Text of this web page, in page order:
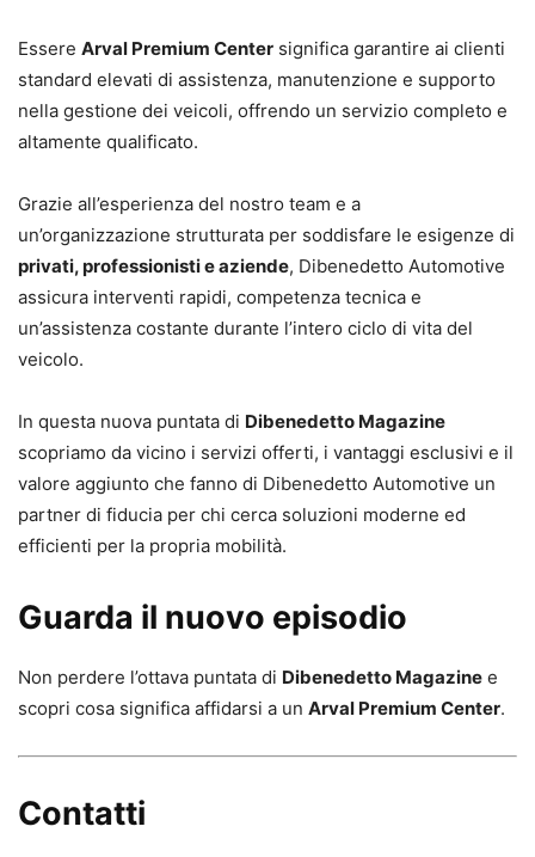
Essere Arval Premium Center significa garantire ai clienti
standard elevati di assistenza, manutenzione e supporto
nella gestione dei veicoli, offrendo un servizio completo e
altamente qualificato.
Grazie all’esperienza del nostro team e a
un’organizzazione strutturata per soddisfare le esigenze di
privati, professionisti e aziende, Dibenedetto Automotive
assicura interventi rapidi, competenza tecnica e
un’assistenza costante durante l’intero ciclo di vita del
veicolo.
In questa nuova puntata di Dibenedetto Magazine
scopriamo da vicino i servizi offerti, i vantaggi esclusivi e il
valore aggiunto che fanno di Dibenedetto Automotive un
partner di fiducia per chi cerca soluzioni moderne ed
efficienti per la propria mobilità.
Guarda il nuovo episodio
Non perdere l’ottava puntata di Dibenedetto Magazine e
scopri cosa significa affidarsi a un Arval Premium Center.
Contatti